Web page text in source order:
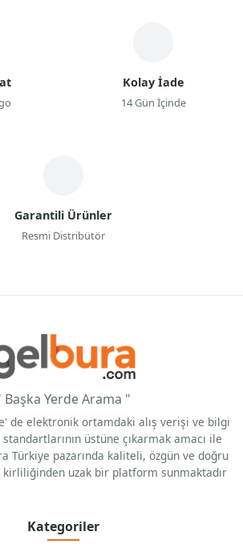
Kolay İade
14 Gün İçinde
Garantili Ürünler
Resmi Distribütör
Başka Yerde Arama "
de elektronik ortamdaki alış verişi ve bilgi
standartlarının üstüne çıkarmak amacı ile
Türkiye pazarında kaliteli, özgün ve doğru
uzak bir platform sunmaktadır
Kategoriler